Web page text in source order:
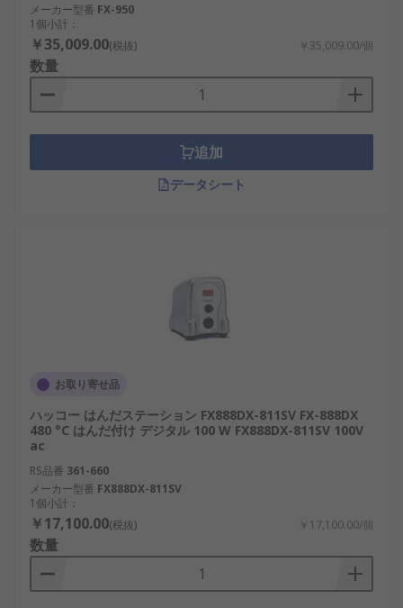
メーカー型番 FX-950
1個小計：
￥35,009.00(税抜) ￥35,009.00/個
数量
追加
データシート
お取り寄せ品
ハッコー はんだステーション FX888DX-811SV FX-888DX
480 °C はんだ付け デジタル 100 W FX888DX-811SV 100V
ac
RS品番 361-660
メーカー型番 FX888DX-811SV
1個小計：
￥17,100.00(税抜) ￥17,100.00/個
数量